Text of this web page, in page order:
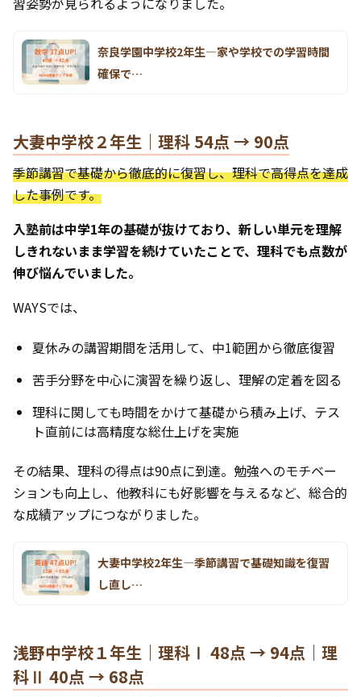
奈良学園中学校2年生―家や学校での学習時間
確保で…
大妻中学校２年生｜理科 54点 → 90点
季節講習で基礎から徹底的に復習し、理科で高得点を達成
した事例です。
入塾前は中学1年の基礎が抜けており、新しい単元を理解
しきれないまま学習を続けていたことで、理科でも点数が
伸び悩んでいました。
WAYSでは、
夏休みの講習期間を活用して、中1範囲から徹底復習
苦手分野を中心に演習を繰り返し、理解の定着を図る
理科に関しても時間をかけて基礎から積み上げ、テス
ト直前には高精度な総仕上げを実施
その結果、理科の得点は90点に到達。勉強へのモチベー
ションも向上し、他教科にも好影響を与えるなど、総合的
な成績アップにつながりました。
大妻中学校2年生―季節講習で基礎知識を復習
し直し…
浅野中学校１年生｜理科Ⅰ 48点 → 94点｜理
科Ⅱ 40点 → 68点